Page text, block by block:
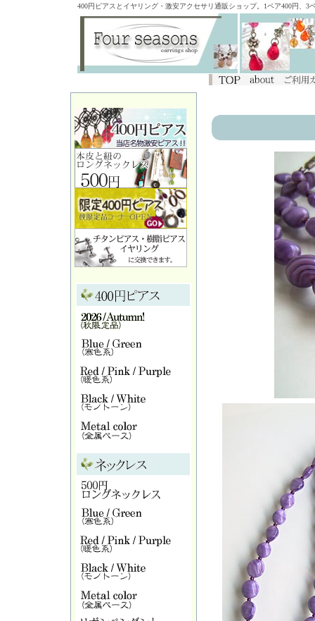
400円ピアスとイヤリング・激安アクセサリ通販ショップ。1ペア400円、